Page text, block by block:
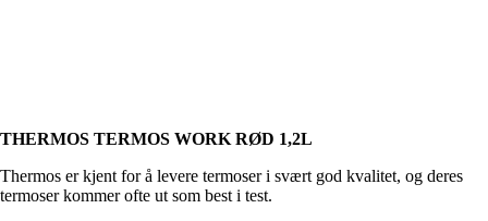
THERMOS TERMOS WORK RØD 1,2L
Thermos er kjent for å levere termoser i svært god kvalitet, og deres
termoser kommer ofte ut som best i test.